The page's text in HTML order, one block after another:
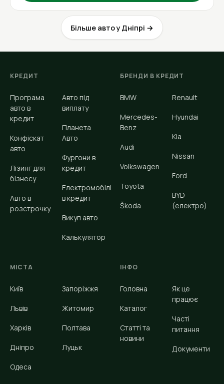
Більше авто у Дніпрі →
КРЕДИТ
Програма
авто в
кредит
Конфіскат
авто
Лізинг для
бізнесу
Авто в
розстрочку
Авто під
виплату
Планета
Авто
Фургони в
кредит
Електромобілі
в кредит
Викуп авто
Калькулятор
БРЕНДИ В КРЕДИТ
BMW
Mercedes-
Benz
Audi
Volkswagen
Toyota
Škoda
Renault
Hyundai
Kia
Nissan
Ford
BYD
(електро)
МІСТА
Київ
Львів
Харків
Дніпро
Одеса
Запоріжжя
Житомир
Полтава
Луцьк
ІНФО
Головна
Каталог
Статті та
новини
Як це
працює
Часті
питання
Документи